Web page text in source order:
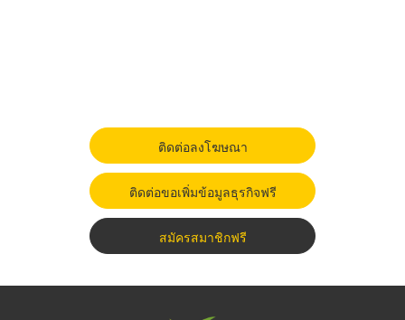
ติดต่อลงโฆษณา
ติดต่อขอเพิ่มข้อมูลธุรกิจฟรี
สมัครสมาชิกฟรี